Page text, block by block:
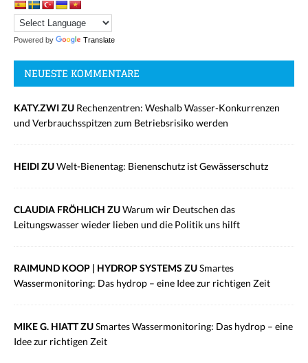
Powered by Translate
NEUESTE KOMMENTARE
KATY.ZWI ZU Rechenzentren: Weshalb Wasser-Konkurrenzen
und Verbrauchsspitzen zum Betriebsrisiko werden
HEIDI ZUWelt-Bienentag: Bienenschutz ist Gewässerschutz
CLAUDIA FRÖHLICH ZUWarum wir Deutschen das
Leitungswasser wieder lieben und die Politik uns hilft
RAIMUND KOOP | HYDROP SYSTEMS ZUSmartes
Wassermonitoring: Das hydrop – eine Idee zur richtigen Zeit
MIKE G. HIATT ZUSmartes Wassermonitoring: Das hydrop – eine
Idee zur richtigen Zeit